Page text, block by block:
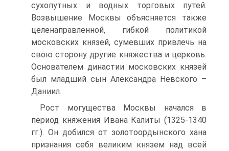
сухопутных и водных торговых путей.
Возвышение Москвы объясняется также
целенаправленной, гибкой политикой
московских князей, сумевших привлечь на
свою сторону другие княжества и церковь.
Основателем династии московских князей
был младший сын Александра Невского –
Даниил.
Рост могущества Москвы начался в
период княжения Ивана Калиты (1325-1340
гг.). Он добился от золотоордынского хана
признания себя великим князем над всей